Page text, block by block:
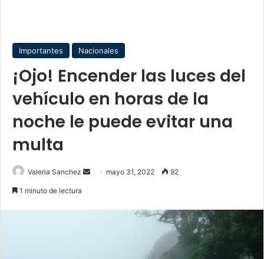
Importantes Nacionales
¡Ojo! Encender las luces del
vehículo en horas de la
noche le puede evitar una
multa
Valeria Sanchez
Send mayo 31, 2022 92
1 minuto de lectura